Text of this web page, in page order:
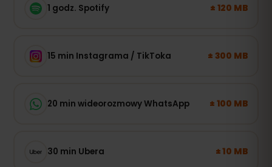
1 godz. Spotify ± 120 MB
15 min Instagrama / TikToka ± 300 MB
20 min wideorozmowy WhatsApp ± 100 MB
30 min Ubera ± 10 MB